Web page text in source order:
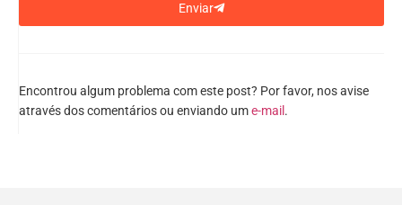
Enviar
Encontrou algum problema com este post? Por favor, nos avise
através dos comentários ou enviando ume-mail .